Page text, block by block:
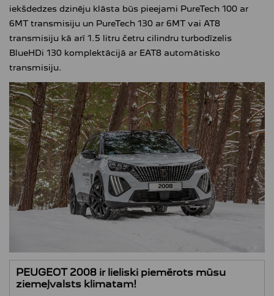
iekšdedzes dzinēju klāsta būs pieejami PureTech 100 ar
6MT transmisiju un PureTech 130 ar 6MT vai AT8
transmisiju kā arī 1.5 litru četru cilindru turbodīzelis
BlueHDi 130 komplektācijā ar EAT8 automātisko
transmisiju.
PEUGEOT 2008 ir lieliski piemērots mūsu
ziemeļvalsts klimatam!